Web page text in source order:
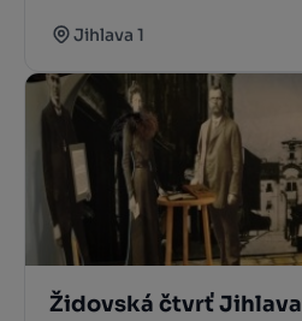
Jihlava 1
Židovská čtvrť Jihlava